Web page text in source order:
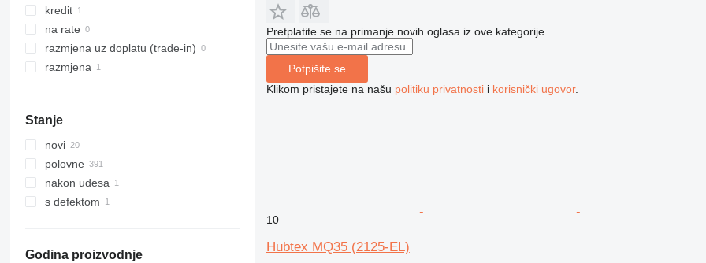
kredit
na rate
razmjena uz doplatu (trade-in)
razmjena
Stanje
novi
polovne
nakon udesa
s defektom
Godina proizvodnje
Pretplatite se na primanje novih oglasa iz ove kategorije
Potpišite se
Klikom pristajete na našu politiku privatnostii korisnički ugovor.
10
Hubtex MQ35 (2125-EL)